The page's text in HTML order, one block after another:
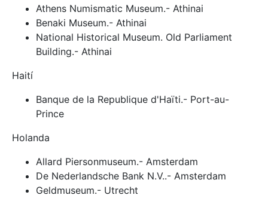
Athens Numismatic Museum.- Athinai
Benaki Museum.- Athinai
National Historical Museum. Old Parliament
Building.- Athinai
Haití
Banque de la Republique d'Haïti.- Port-au-
Prince
Holanda
Allard Piersonmuseum.- Amsterdam
De Nederlandsche Bank N.V..- Amsterdam
Geldmuseum.- Utrecht